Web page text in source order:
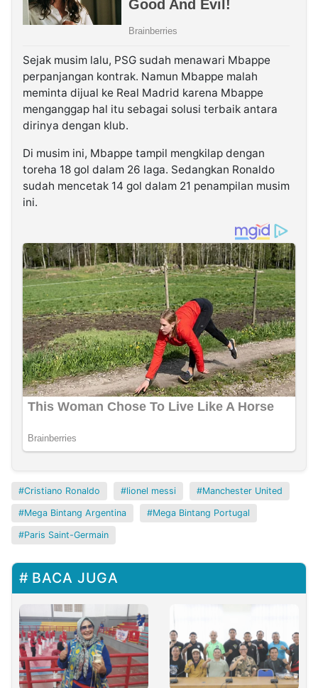
Sejak musim lalu, PSG sudah menawari Mbappe
perpanjangan kontrak. Namun Mbappe malah
meminta dijual ke Real Madrid karena Mbappe
menganggap hal itu sebagai solusi terbaik antara
dirinya dengan klub.
Di musim ini, Mbappe tampil mengkilap dengan
toreha 18 gol dalam 26 laga. Sedangkan Ronaldo
sudah mencetak 14 gol dalam 21 penampilan musim
ini.
Cristiano Ronaldo lionel messi Manchester United
Mega Bintang Argentina Mega Bintang Portugal
Paris Saint-Germain
BACA JUGA